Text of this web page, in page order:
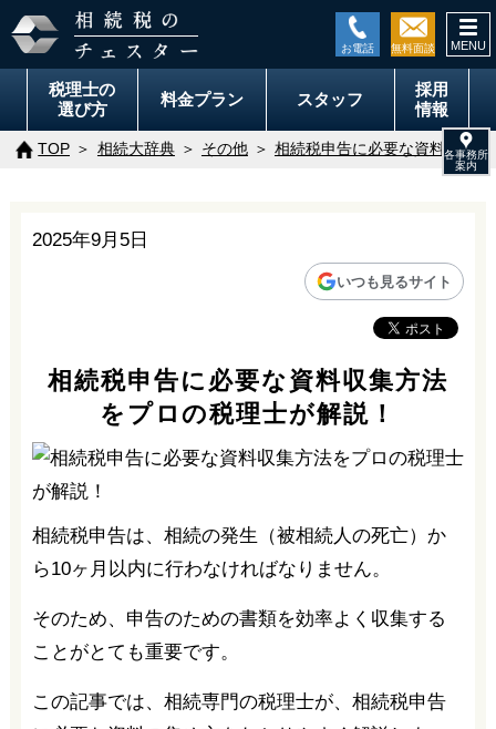
税理士の
選び方
料金プラン スタッフ
採用
情報
TOP 相続大辞典 その他 相続税申告に必要な資料収集
2025年9月5日
いつも見るサイト
相続税申告に必要な資料収集方法
をプロの税理士が解説！
相続税申告は、相続の発生（被相続人の死亡）か
ら10ヶ月以内に行わなければなりません。
そのため、申告のための書類を効率よく収集する
ことがとても重要です。
この記事では、相続専門の税理士が、相続税申告